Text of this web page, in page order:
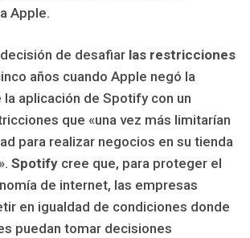
Apple.
de desafiar las restricciones
años cuando Apple negó la
la aplicación de Spotify con un
que «una vez más limitarían
para realizar negocios en su tienda
Spotify cree que, para proteger el
de internet, las empresas
en igualdad de condiciones donde
puedan tomar decisiones